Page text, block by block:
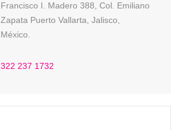
Francisco I. Madero 388, Col. Emiliano
Zapata Puerto Vallarta, Jalisco,
México.
322 237 1732